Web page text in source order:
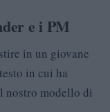
e i PM
in un giovane
in cui ha
nostro modello di